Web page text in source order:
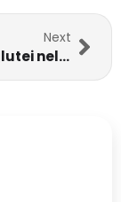
Next
Scolpire i glutei nel modo giusto, anche in piena estate